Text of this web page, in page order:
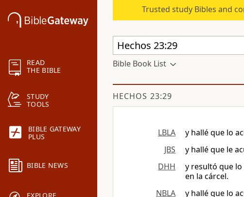
READ
THE BIBLE
STUDY
TOOLS
BIBLE GATEWAY
PLUS
BIBLE NEWS
Trusted study Bibles and
Bible Book List
HECHOS 23:29
LBLA
y hallé que lo
JBS
y hallé que le
DHH
y resultó que
en la cárcel.
NBLA
y hallé que lo